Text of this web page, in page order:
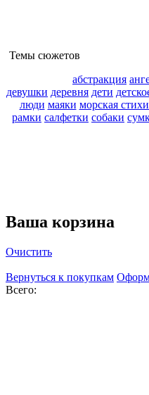
Темы сюжетов
абстракция
девушки деревня дети
люди маяки морская
рамки салфетки собаки
Ваша корзина
Очистить
Вернуться к покупкам
Всего: